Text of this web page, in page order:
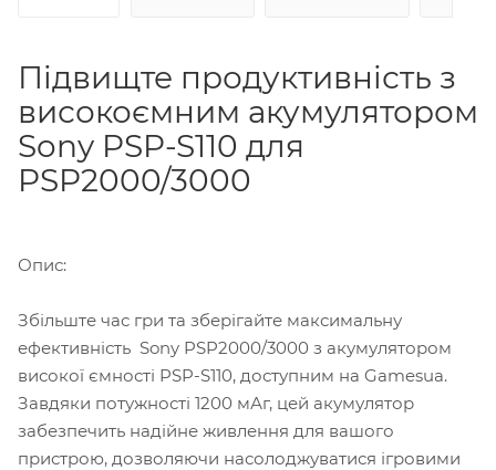
Підвищте продуктивність з
високоємним акумулятором
Sony PSP-S110 для
PSP2000/3000
Опис:
Збільште час гри та зберігайте максимальну
ефективність Sony PSP2000/3000 з акумулятором
високої ємності PSP-S110, доступним на Gamesua.
Завдяки потужності 1200 мАг, цей акумулятор
забезпечить надійне живлення для вашого
пристрою, дозволяючи насолоджуватися ігровими